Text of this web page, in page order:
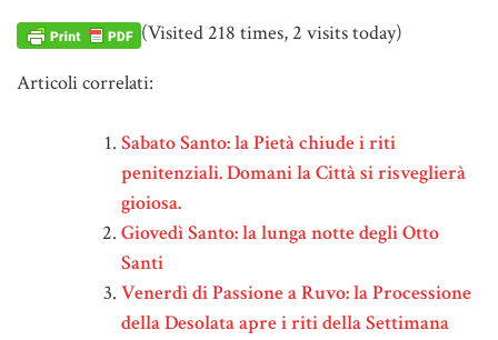
(Visited 218 times, 2 visits today)
Articoli correlati:
Sabato Santo: la Pietà chiude i riti
penitenziali. Domani la Città si risveglierà
gioiosa.
Giovedì Santo: la lunga notte degli Otto
Santi
Venerdì di Passione a Ruvo: la Processione
della Desolata apre i riti della Settimana